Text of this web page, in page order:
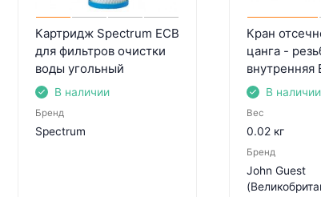
Картридж Spectrum ECB
для фильтров очистки
воды угольный
В наличии
Бренд
Spectrum
Кран
цанга -
внутренняя
В наличии
Вес
0.02 кг
Бренд
John Guest